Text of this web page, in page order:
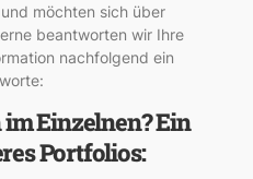
möchten sich über
beantworten wir Ihre
nachfolgend ein
Einzelnen? Ein
Portfolios: